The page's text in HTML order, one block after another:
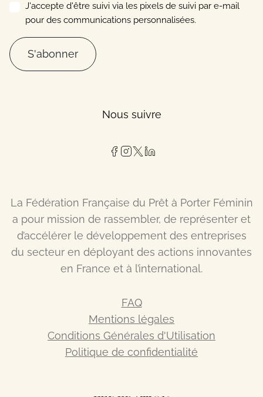
J'accepte d'être suivi via les pixels de suivi par e-mail
pour des communications personnalisées.
S'abonner
Nous suivre
La Fédération Française du Prêt à Porter Féminin
a pour mission de rassembler, de représenter et
d’accélérer le développement des entreprises
du secteur en déployant des actions innovantes
en France et à l’international.
FAQ
Mentions légales
Conditions Générales d'Utilisation
Politique de confidentialité